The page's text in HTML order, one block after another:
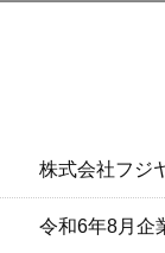
株式会社フジ
令和6年8月企